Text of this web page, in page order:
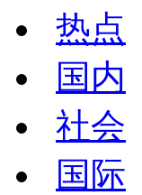
热点
国内
社会
国际